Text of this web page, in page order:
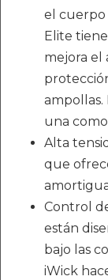
el cuerpo
Elite
mejora el
ampollas.
una
Alta
que
Control
están
bajo las
iWick